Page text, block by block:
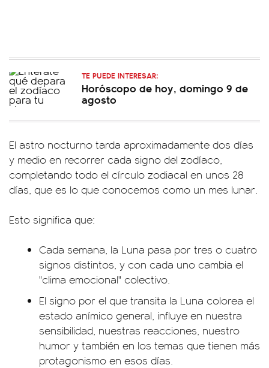
TE PUEDE INTERESAR:
Horóscopo de hoy, domingo 9 de
agosto
El astro nocturno tarda aproximadamente dos días
y medio en recorrer cada signo del zodíaco,
completando todo el círculo zodiacal en unos 28
días, que es lo que conocemos como un mes lunar.
Esto significa que:
Cada semana, la Luna pasa por tres o cuatro
signos distintos, y con cada uno cambia el
"clima emocional" colectivo.
El signo por el que transita la Luna colorea el
estado anímico general, influye en nuestra
sensibilidad, nuestras reacciones, nuestro
humor y también en los temas que tienen más
protagonismo en esos días.